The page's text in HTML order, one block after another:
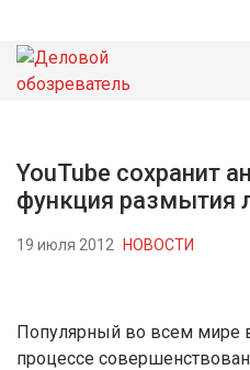
НОВОСТИ
YouTube сохранит
функция размытия
19 июля 2012 НОВОСТИ
Популярный во всем мире
процессе